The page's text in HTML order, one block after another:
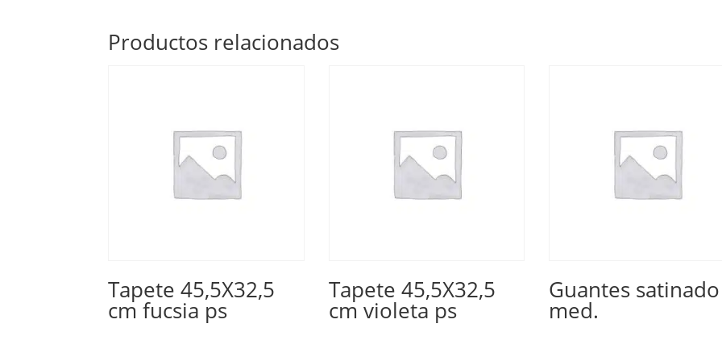
Productos relacionados
Tapete 45,5X32,5
cm fucsia ps
Tapete 45,5X32,5
cm violeta ps
Guantes
med.